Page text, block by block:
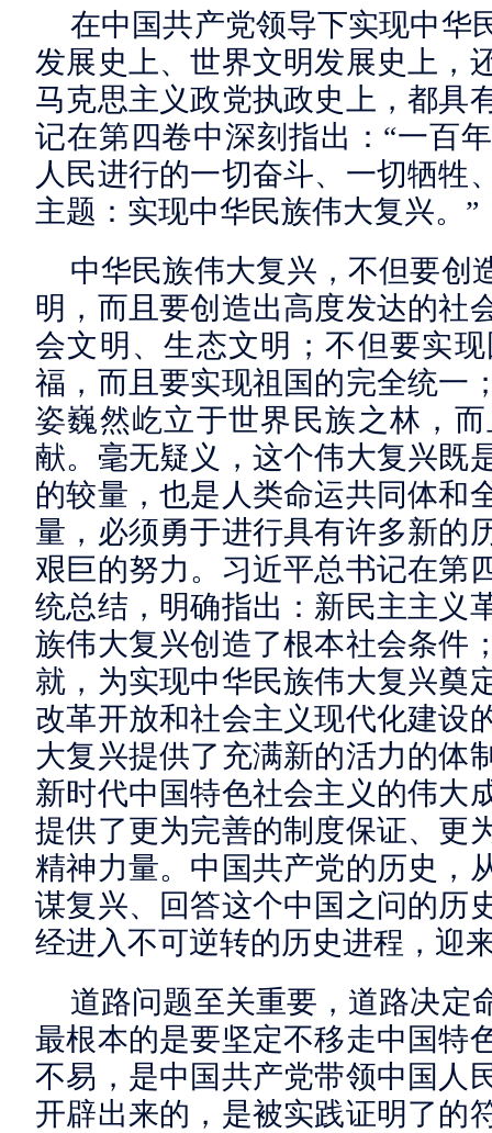
在中国共产党领导下实现中华
发展史上、世界文明发展史上，
马克思主义政党执政史上，都具
记在第四卷中深刻指出：“一百
人民进行的一切奋斗、一切牺牲
主题：实现中华民族伟大复兴。”
中华民族伟大复兴，不但要创
明，而且要创造出高度发达的社
会文明、生态文明；不但要实
福，而且要实现祖国的完全统一
姿巍然屹立于世界民族之林，
献。毫无疑义，这个伟大复兴既
的较量，也是人类命运共同体和
量，必须勇于进行具有许多新的
艰巨的努力。习近平总书记在第
统总结，明确指出：新民主主义
族伟大复兴创造了根本社会条件
就，为实现中华民族伟大复兴奠
改革开放和社会主义现代化建设
大复兴提供了充满新的活力的体
新时代中国特色社会主义的伟大
提供了更为完善的制度保证、更
精神力量。中国共产党的历史，
谋复兴、回答这个中国之问的历
经进入不可逆转的历史进程，迎
道路问题至关重要，道路决定
最根本的是要坚定不移走中国特
不易，是中国共产党带领中国人
开辟出来的，是被实践证明了的